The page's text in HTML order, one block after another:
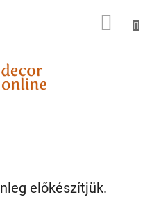
KOSÁR
előkészítjük.